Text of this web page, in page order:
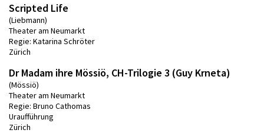
Scripted Life
(Liebmann)
Theater am Neumarkt
Regie: Katarina Schröter
Zürich
Dr Madam ihre Mössiö, CH-Trilogie 3 (Guy Krneta)
(Mössiö)
Theater am Neumarkt
Regie: Bruno Cathomas
Uraufführung
Zürich